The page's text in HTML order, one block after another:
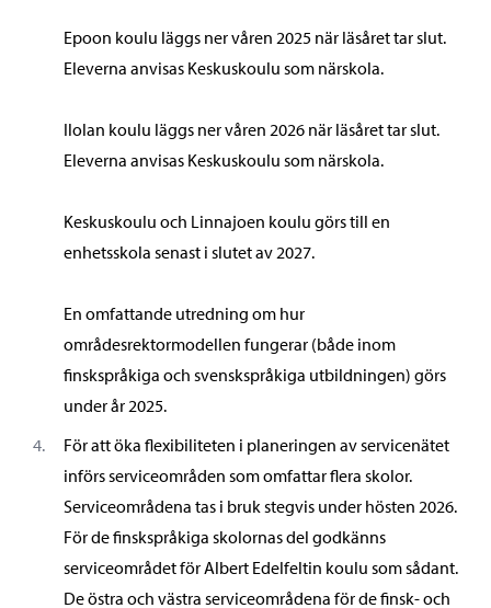
Epoon koulu läggs ner våren 2025 när läsåret tar slut.
Eleverna anvisas Keskuskoulu som närskola.
Ilolan koulu läggs ner våren 2026 när läsåret tar slut.
Eleverna anvisas Keskuskoulu som närskola.
Keskuskoulu och Linnajoen koulu görs till en
enhetsskola senast i slutet av 2027.
En omfattande utredning om hur
områdesrektormodellen fungerar (både inom
finskspråkiga och svenskspråkiga utbildningen) görs
under år 2025.
För att öka flexibiliteten i planeringen av servicenätet
införs serviceområden som omfattar flera skolor.
Serviceområdena tas i bruk stegvis under hösten 2026.
För de finskspråkiga skolornas del godkänns
serviceområdet för Albert Edelfeltin koulu som sådant.
De östra och västra serviceområdena för de finsk- och